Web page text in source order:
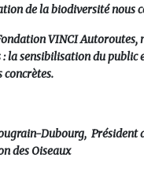
de la biodiversité nous
VINCI Autoroutes,
la sensibilisation du public
concrètes.
Dubourg, Président
des Oiseaux